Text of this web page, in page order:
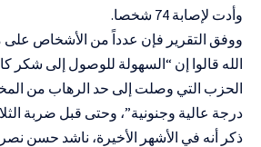
وأدت لإصابة 74 شخصا.
ووفق التقرير فإن عدداً من الأشخاص
الله قالوا إن “السهولة للوصول إلى شكر
الحزب التي وصلت إلى حد الرهاب من
درجة عالية وجنونية”، وحتى قبل ضربة
ذكر أنه في الأشهر الأخيرة، ناشد حسن